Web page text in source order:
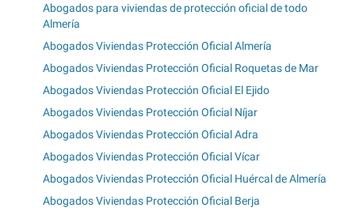
Abogados para viviendas de protección oficial de todo
Almería
Abogados Viviendas Protección Oficial Almería
Abogados Viviendas Protección Oficial Roquetas de Mar
Abogados Viviendas Protección Oficial El Ejido
Abogados Viviendas Protección Oficial Níjar
Abogados Viviendas Protección Oficial Adra
Abogados Viviendas Protección Oficial Vícar
Abogados Viviendas Protección Oficial Huércal de Almería
Abogados Viviendas Protección Oficial Berja